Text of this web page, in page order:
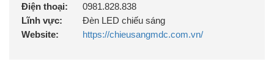
Điện thoại:
0981.828.838
Lĩnh vực:
Đèn LED chiếu sáng
Website:
https://chieusangmdc.com.vn/